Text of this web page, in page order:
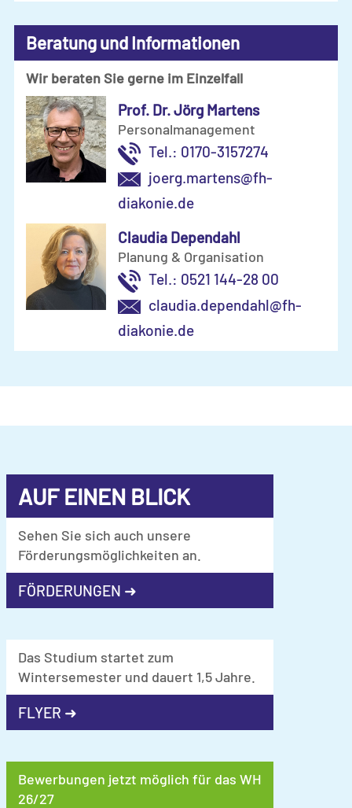
Beratung und Informationen
Wir beraten Sie gerne im Einzelfall
Prof. Dr. Jörg Martens
Personalmanagement
Tel.: 0170-3157274
joerg.martens@fh-
diakonie.de
Claudia Dependahl
Planung & Organisation
Tel.: 0521 144-28 00
claudia.dependahl@fh-
diakonie.de
AUF EINEN BLICK
Sehen Sie sich auch unsere
Förderungsmöglichkeiten an.
FÖRDERUNGEN ➜
Das Studium startet zum
Wintersemester und dauert 1,5 Jahre.
FLYER ➜
Bewerbungen jetzt möglich für das WH
26/27